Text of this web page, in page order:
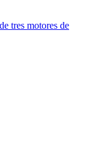
tres motores de